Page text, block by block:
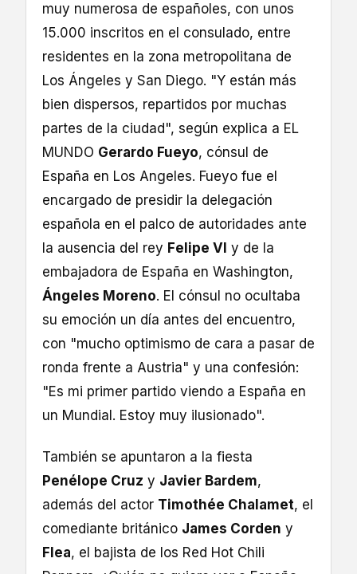
muy numerosa de españoles, con unos
15.000 inscritos en el consulado, entre
residentes en la zona metropolitana de
Los Ángeles y San Diego. "Y están más
bien dispersos, repartidos por muchas
partes de la ciudad", según explica a EL
MUNDO Gerardo Fueyo, cónsul de
España en Los Angeles. Fueyo fue el
encargado de presidir la delegación
española en el palco de autoridades ante
la ausencia del rey Felipe VI y de la
embajadora de España en Washington,
Ángeles Moreno. El cónsul no ocultaba
su emoción un día antes del encuentro,
con "mucho optimismo de cara a pasar de
ronda frente a Austria" y una confesión:
"Es mi primer partido viendo a España en
un Mundial. Estoy muy ilusionado".
También se apuntaron a la fiesta
Penélope Cruz y Javier Bardem,
además del actor Timothée Chalamet, el
comediante británico James Corden y
Flea, el bajista de los Red Hot Chili